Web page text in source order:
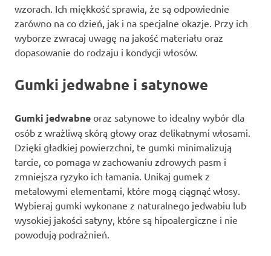
wzorach. Ich miękkość sprawia, że są odpowiednie
zarówno na co dzień, jak i na specjalne okazje. Przy ich
wyborze zwracaj uwagę na jakość materiału oraz
dopasowanie do rodzaju i kondycji włosów.
Gumki jedwabne i satynowe
Gumki jedwabne oraz satynowe to idealny wybór dla
osób z wrażliwą skórą głowy oraz delikatnymi włosami.
Dzięki gładkiej powierzchni, te gumki minimalizują
tarcie, co pomaga w zachowaniu zdrowych pasm i
zmniejsza ryzyko ich łamania. Unikaj gumek z
metalowymi elementami, które mogą ciągnąć włosy.
Wybieraj gumki wykonane z naturalnego jedwabiu lub
wysokiej jakości satyny, które są hipoalergiczne i nie
powodują podrażnień.